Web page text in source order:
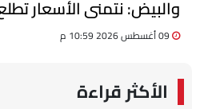
والبيض: نتمنى الأسعار
الأكثر قراءة